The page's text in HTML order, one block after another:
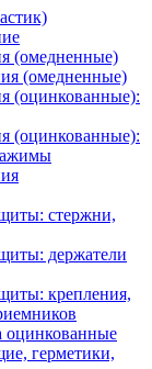
(омедненные)
(омедненные)
(оцинкованные):
(оцинкованные):
стержни,
держатели
крепления,
оцинкованные
герметики,